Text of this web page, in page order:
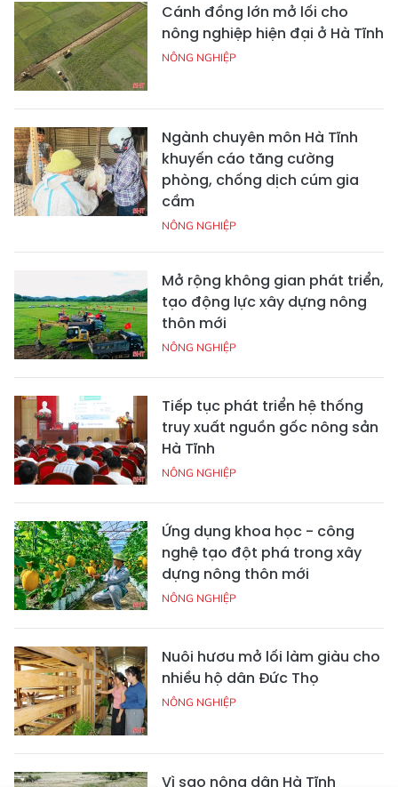
Cánh đồng lớn mở lối cho
nông nghiệp hiện đại ở Hà Tĩnh
NÔNG NGHIỆP
Ngành chuyên môn Hà Tĩnh
khuyến cáo tăng cường
phòng, chống dịch cúm gia
cầm
NÔNG NGHIỆP
Mở rộng không gian phát triển,
tạo động lực xây dựng nông
thôn mới
NÔNG NGHIỆP
Tiếp tục phát triển hệ thống
truy xuất nguồn gốc nông sản
Hà Tĩnh
NÔNG NGHIỆP
Ứng dụng khoa học - công
nghệ tạo đột phá trong xây
dựng nông thôn mới
NÔNG NGHIỆP
Nuôi hươu mở lối làm giàu cho
nhiều hộ dân Đức Thọ
NÔNG NGHIỆP
Vì sao nông dân Hà Tĩnh